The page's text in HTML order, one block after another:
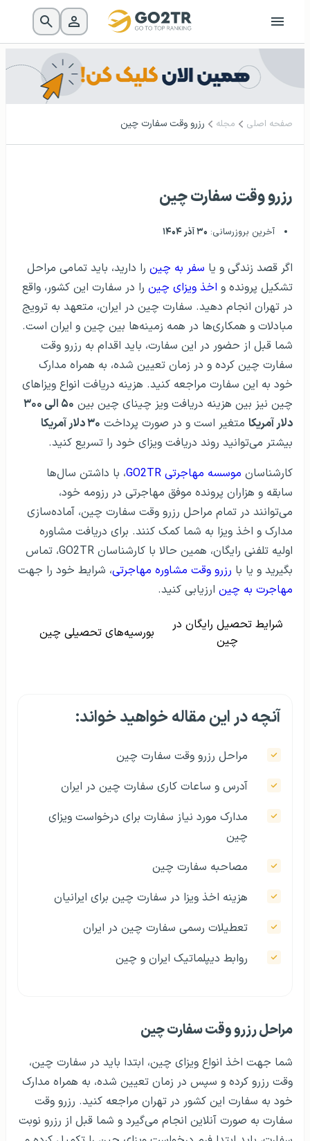
صفحه اصلی مجله رزرو وقت سفارت چین
رزرو وقت سفارت چین
آخرین بروزرسانی: ۳۰ آذر ۱۴۰۴
اگر قصد زندگی و یا سفر به چین را دارید، باید تمامی مراحل
تشکیل پرونده و اخذ ویزای چین را در سفارت این کشور، واقع
در تهران انجام دهید. سفارت چین در ایران، متعهد به ترویج
مبادلات و همکاری‌ها در همه زمینه‌ها بین چین و ایران است.
شما قبل از حضور در این سفارت، باید اقدام به رزرو وقت
سفارت چین کرده و در زمان تعیین شده، به همراه مدارک
خود به این سفارت مراجعه کنید. هزینه دریافت انواع ویزاهای
چین نیز بین هزینه دریافت ویز چینای چین بین
۵۰ الی ۳۰۰
دلار آمریکا متغیر است و در صورت پرداخت ۳۰ دلار آمریکا
بیشتر می‌توانید روند دریافت ویزای خود را تسریع کنید.
کارشناسان موسسه مهاجرتی GO2TR، با داشتن سال‌ها
سابقه و هزاران پرونده موفق مهاجرتی در رزومه خود،
می‌توانند در تمام مراحل رزرو وقت سفارت چین، آماده‌سازی
مدارک و اخذ ویزا به شما کمک کنند. برای دریافت مشاوره
اولیه تلفنی رایگان، همین حالا با کارشناسان GO2TR، تماس
بگیرید و یا با رزرو وقت مشاوره مهاجرتی، شرایط خود را جهت
مهاجرت به چین ارزیابی کنید.
شرایط تحصیل رایگان در
چین
بورسیه‌های تحصیلی چین
آنچه در این مقاله خواهید خواند:
مراحل رزرو وقت سفارت چین
آدرس و ساعات کاری سفارت چین در ایران
مدارک مورد نیاز سفارت برای درخواست ویزای
چین
مصاحبه سفارت چین
هزینه اخذ ویزا در سفارت چین برای ایرانیان
تعطیلات رسمی سفارت چین در ایران
روابط دیپلماتیک ایران و چین
مراحل رزرو وقت سفارت چین
شما جهت اخذ انواع ویزای چین، ابتدا باید در سفارت چین،
وقت رزرو کرده و سپس در زمان تعیین شده، به همراه مدارک
خود به سفارت این کشور در تهران مراجعه کنید. رزرو وقت
سفارت به صورت آنلاین انجام می‌گیرد و شما قبل از رزرو نوبت